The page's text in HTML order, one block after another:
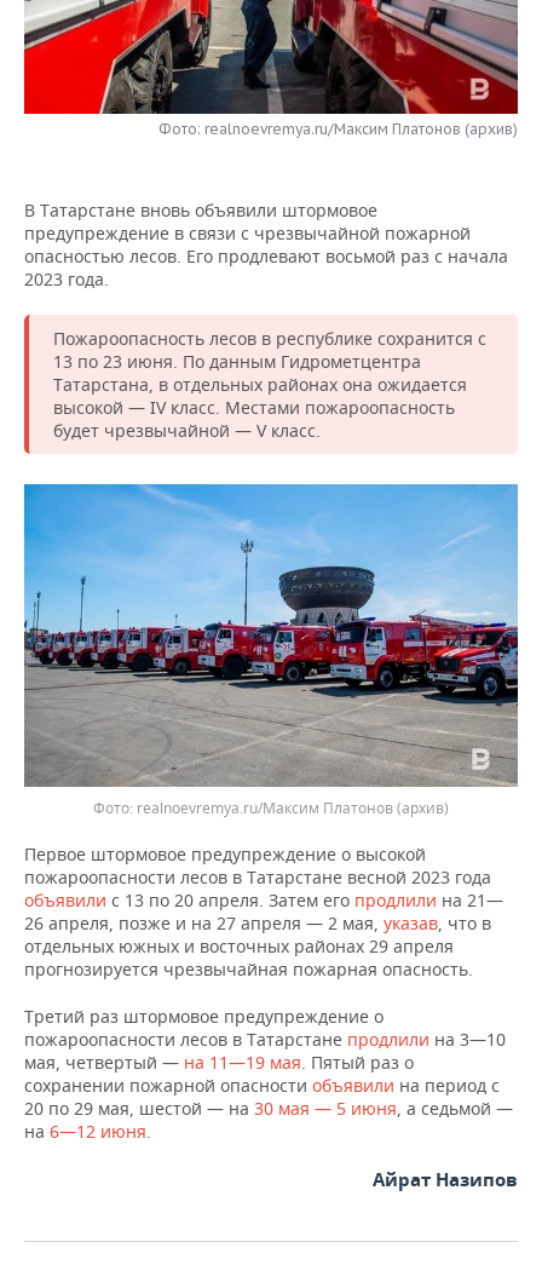
НЕФТЕХИМИЯ
ОПК
РОЗНИЧНАЯ ТОРГОВЛЯ
ТРАНСПОРТ
НОВОСТИ ТЕХНОЛОГИЙ
ТЕЛЕКОММУНИКАЦИИ
МЕРОПРИЯТИЯ
НОВОСТИ МЕРОПРИЯТИЙ
БИЗНЕС-БРАНЧИ
ONLINE-КОНФЕРЕНЦИИ
ФУТБОЛ
ХОККЕЙ
ВОЛЕЙБОЛ
КИБЕРСПОРТ
ФИГУРНОЕ КАТАНИЕ
ВОДНЫЕ ВИДЫ СПОРТА
ХОККЕЙ С МЯЧОМ
НОВОСТИ ОБЩЕСТВА
ВЛАСТЬ
ИСТОРИЯ
КУЛЬТУРА
МЕДИЦИНА
ОБРАЗОВАНИЕ
ПРОИСШЕСТВИЯ
ФОТОГАЛЕРЕЯ
СЮЖЕТЫ
СПРАВОЧНИК
СПИСОК ПЕРСОН
СПИСОК КОМПАНИЙ
ПОЛНАЯ ВЕРСИЯ
Фото: realnoevremya.ru/Максим Платонов (архив)
В Татарстане вновь объявили штормовое
предупреждение в связи с чрезвычайной пожарной
опасностью лесов. Его продлевают восьмой раз с начала
2023 года.
Пожароопасность лесов в республике сохранится с
13 по 23 июня. По данным Гидрометцентра
Татарстана, в отдельных районах она ожидается
высокой — IV класс. Местами пожароопасность
будет чрезвычайной — V класс.
Фото: realnoevremya.ru/Максим Платонов (архив)
Первое штормовое предупреждение о высокой
пожароопасности лесов в Татарстане весной 2023 года
объявили с 13 по 20 апреля. Затем его продлили на 21—
26 апреля, позже и на 27 апреля — 2 мая, указав, что в
отдельных южных и восточных районах 29 апреля
прогнозируется чрезвычайная пожарная опасность.
Третий раз штормовое предупреждение о
пожароопасности лесов в Татарстане продлили на 3—10
мая, четвертый — на 11—19 мая. Пятый раз о
сохранении пожарной опасности объявили на период с
20 по 29 мая, шестой — на 30 мая — 5 июня, а седьмой —
на 6—12 июня.
Айрат Назипов